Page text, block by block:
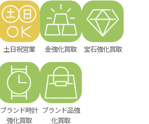
土日祝営業 金強化買取 宝石強化買取
ブランド時計
強化買取
ブランド品強
化買取